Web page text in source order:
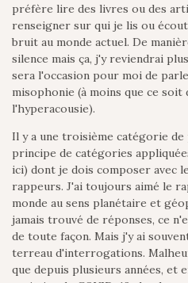
préfère lire des livres ou des
renseigner sur qui je lis ou
bruit au monde actuel. De
silence mais ça, j'y reviendrai
sera l'occasion pour moi de
misophonie (à moins que ce soit
l'hyperacousie).
Il y a une troisième catégorie
principe de catégories
ici) dont je dois composer avec
rappeurs. J'ai toujours aimé le
monde au sens planétaire et
jamais trouvé de réponses, ce
de toute façon. Mais j'y ai
terreau d'interrogations.
que depuis plusieurs années, et